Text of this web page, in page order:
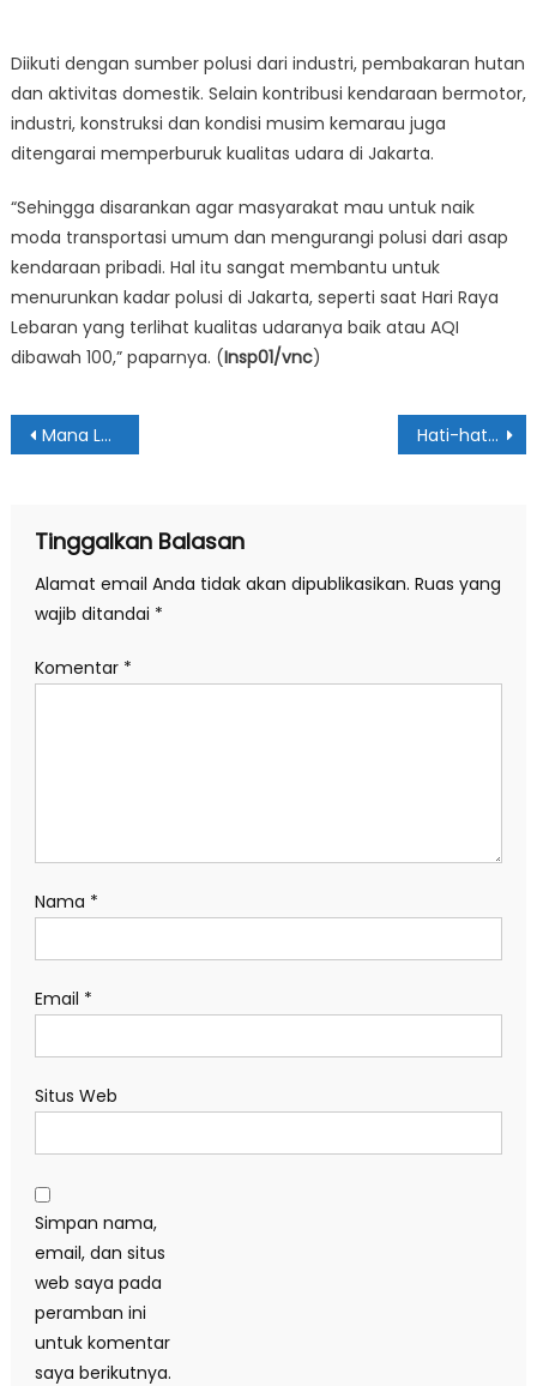
Diikuti dengan sumber polusi dari industri, pembakaran hutan
dan aktivitas domestik. Selain kontribusi kendaraan bermotor,
industri, konstruksi dan kondisi musim kemarau juga
ditengarai memperburuk kualitas udara di Jakarta.
“Sehingga disarankan agar masyarakat mau untuk naik
moda transportasi umum dan mengurangi polusi dari asap
kendaraan pribadi. Hal itu sangat membantu untuk
menurunkan kadar polusi di Jakarta, seperti saat Hari Raya
Lebaran yang terlihat kualitas udaranya baik atau AQI
dibawah 100,” paparnya. (Insp01/vnc)
Navigasi
Mana Lebih Beresiko Picu Kanker Paru, Asap Rokok atau Polusi Udara? Hati-hati Makan Martabak Manis, Penyakit Serius Mengintai
Tinggalkan Balasan
Alamat email Anda tidak akan dipublikasikan. Ruas yang
wajib ditandai *
Komentar *
Nama *
Email *
Situs Web
Simpan nama,
email, dan situs
web saya pada
peramban ini
untuk komentar
saya berikutnya.